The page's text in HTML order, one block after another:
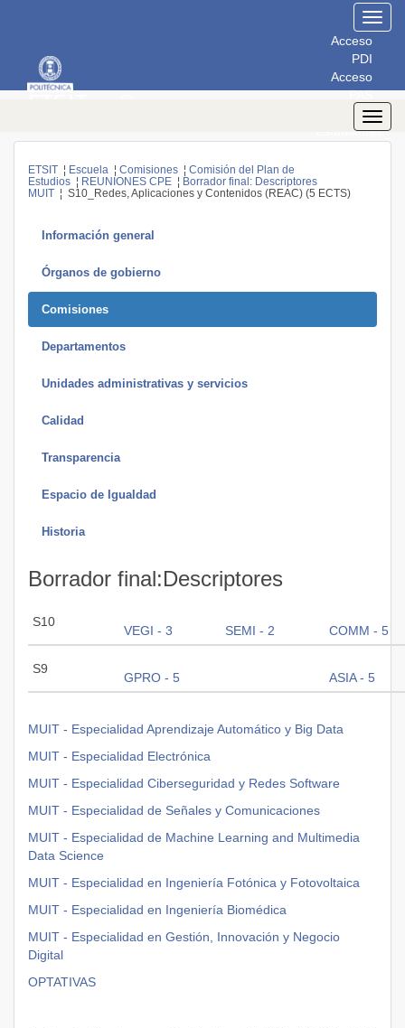
Acceso
PDI
Acceso
PAS
Acceso
Estudiantes
ETSIT ¦ Escuela ¦ Comisiones ¦ Comisión del Plan de
Estudios ¦ REUNIONES CPE ¦ Borrador final: Descriptores
MUIT ¦ S10_Redes, Aplicaciones y Contenidos (REAC) (5 ECTS)
Información general
Órganos de gobierno
Comisiones
Departamentos
Unidades administrativas y servicios
Calidad
Transparencia
Espacio de Igualdad
Historia
Borrador final:Descriptores
S10
VEGI - 3 SEMI - 2 COMM - 5
S9
GPRO - 5 ASIA - 5
MUIT - Especialidad Aprendizaje Automático y Big Data
MUIT - Especialidad Electrónica
MUIT - Especialidad Ciberseguridad y Redes Software
MUIT - Especialidad de Señales y Comunicaciones
MUIT - Especialidad de Machine Learning and Multimedia
Data Science
MUIT - Especialidad en Ingeniería Fotónica y Fotovoltaica
MUIT - Especialidad en Ingeniería Biomédica
MUIT - Especialidad en Gestión, Innovación y Negocio
Digital
OPTATIVAS